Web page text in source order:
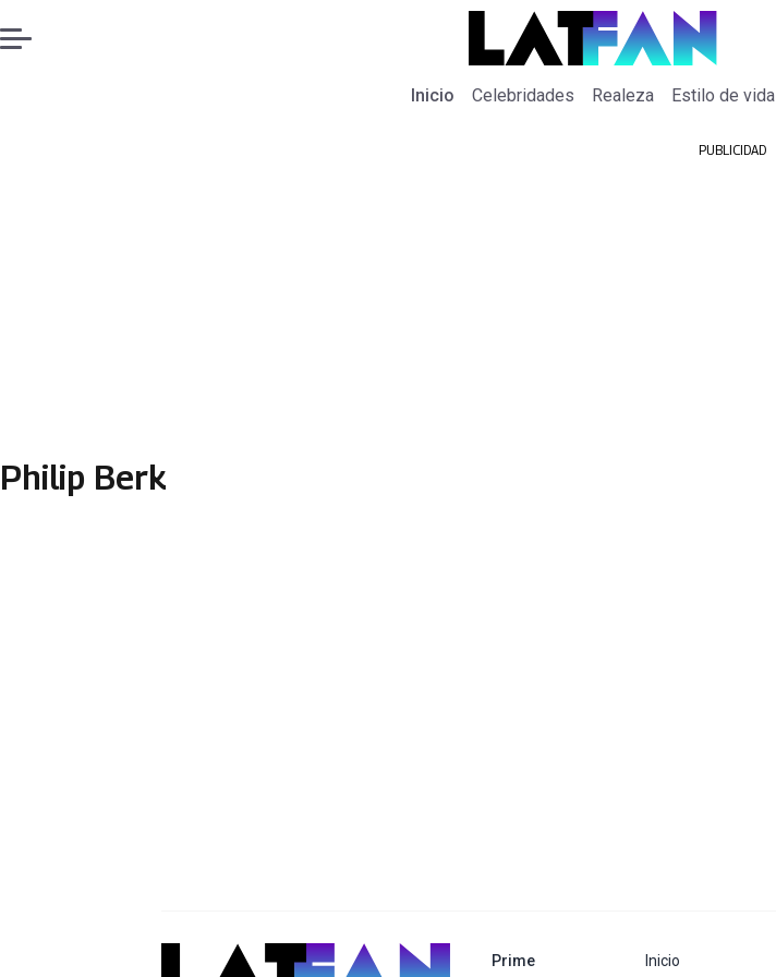
Inicio Celebridades Realeza Estilo de vida
PUBLICIDAD
Philip Berk
Primeabre en nueva pestaña
Inicio